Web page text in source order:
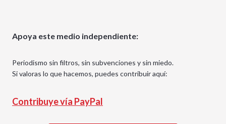
Apoya este medio independiente:
Periodismo sin filtros, sin subvenciones y sin miedo.
Si valoras lo que hacemos, puedes contribuir aquí:
Contribuye vía PayPal